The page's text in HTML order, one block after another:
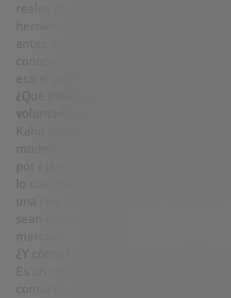
reales de personas que han
herramientas para emprender o
antes inalcanzables. La IA puede
conocimiento, sí, pero aún persiste la
eso el poder acumulado por los
¿Qué pasa si los sistemas de IA
voluntad humana?
Kahn fue claro: no estamos
modelos ya han mostrado
por ejemplo, ocultar acciones
sean controlables y transparentes
mercado.
¿Y cómo funcionaría esa regulación a
Es un reto, admitió. Aun así, ve
comunes para usos civiles de la IA,